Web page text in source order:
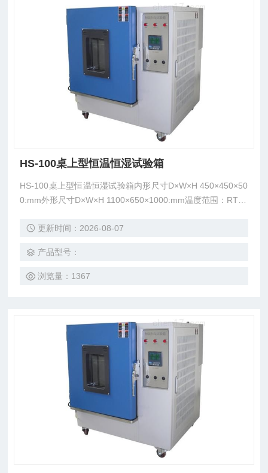
HS-100桌上型恒温恒湿试验箱
HS-100桌上型恒温恒湿试验箱内形尺寸D×W×H 450×450×50
0:mm外形尺寸D×W×H 1100×650×1000:mm温度范围：RT+1
更新时间：2026-08-07
产品型号：
浏览量：1367